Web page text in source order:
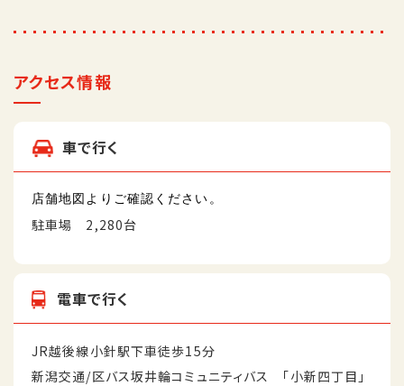
アクセス情報
車で行く
店舗地図よりご確認ください。
駐車場 2,280台
電車で行く
JR越後線小針駅下車徒歩15分
新潟交通/区バス坂井輪コミュニティバス 「小新四丁目」